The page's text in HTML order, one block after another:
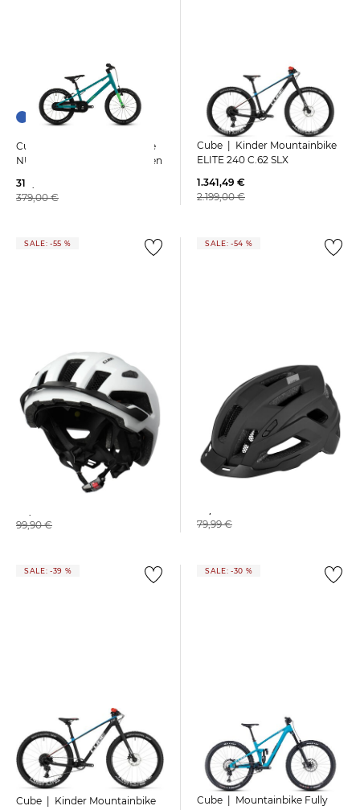
Cube | Kinder Mountainbike
NUMOVE 160 Diamantrahmen
314,15 €
379,00 €
Cube | Kinder Mountainbike
ELITE 240 C.62 SLX
1.341,49 €
2.199,00 €
SALE: -55 %
99,90 €
SALE: -54 %
Cube | Fahrradhelm CINITY
79,99 €
SALE: -39 %
Cube | Kinder Mountainbike
SALE: -30 %
Cube | Mountainbike Fully